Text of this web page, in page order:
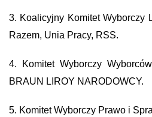
3. Koalicyjny Komitet Wyborczy
Razem, Unia Pracy, RSS.
4. Komitet Wyborczy
BRAUN LIROY NARODOWCY.
5. Komitet Wyborczy Prawo i